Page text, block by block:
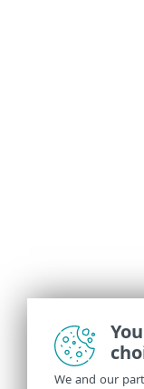
We and our